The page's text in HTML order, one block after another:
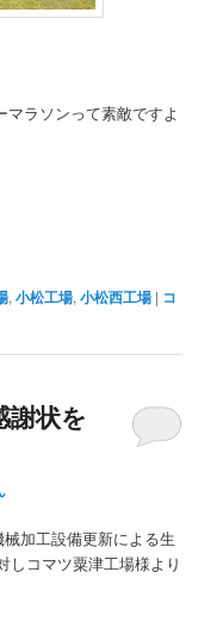
ラソンって素敵ですよ
,小松工場,小松西工場 | コ
謝状を
加工設備更新による生
しコマツ粟津工場様より